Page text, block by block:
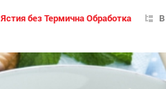
Ястия без Термична Обработка В